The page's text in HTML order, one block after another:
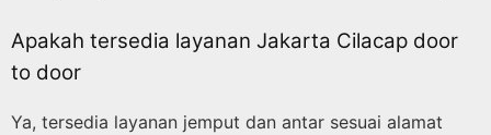
Apakah tersedia layanan Jakarta Cilacap door
to door
Ya, tersedia layanan jemput dan antar sesuai alamat